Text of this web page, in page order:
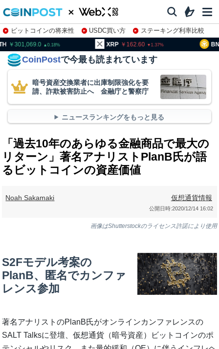
ビットコインの将来性 USDC買い方
ステーキング利率比較
株特集・関連銘柄
0.18 XRP 162.60 1.37 BNB
CoinPostで今最も読まれています
暗号資産交換業者に出庫制限強化を要
請、詐欺被害防止へ 金融庁と警察庁
ニュースランキングをもっと見る
「過去10年のあらゆる金融商品で最大の
リターン」著名アナリストPlanB氏が語
るビットコインの資産価値
Noah Sakamaki 仮想通貨情報
公開日時:2020/12/14 16:02
画像はShutterstockのライセンス許諾により使用
S2Fモデル考案の
PlanB、匿名でカンファ
レンス参加
著名アナリストのPlanB氏がオンラインカンファレンスの
SALT Talksに登壇、仮想通貨（暗号資産）ビットコインのポ